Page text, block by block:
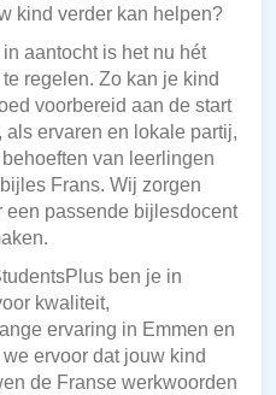
kind verder kan helpen?
aantocht is het nu hét
regelen. Zo kan je kind
voorbereid aan de start
ervaren en lokale partij,
van leerlingen
Frans. Wij zorgen
een passende bijlesdocent
ben je in
kwaliteit,
ervaring in Emmen en
ervoor dat jouw kind
de Franse werkwoorden